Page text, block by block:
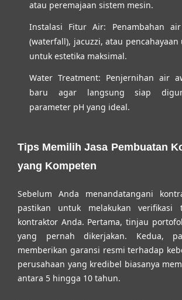
atau peremajaan sistem mesin.
Instalasi Fitur Air: Penambahan
(waterfall), jacuzzi, atau pencahayaan
untuk estetika maksimal.
Water Treatment: Penjernihan air
baru agar langsung siap
parameter pH yang ideal.
Tips Memilih Jasa Pembuatan
yang Kompeten
Sebelum Anda menandatangani
pastikan untuk melakukan verifikasi
kontraktor Anda. Pertama, tinjau
yang pernah dikerjakan. Kedua,
memberikan garansi resmi terhadap
perusahaan yang kredibel biasanya
antara 5 hingga 10 tahun.